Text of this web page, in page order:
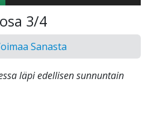
3/4
Sanasta
läpi edellisen sunnuntain